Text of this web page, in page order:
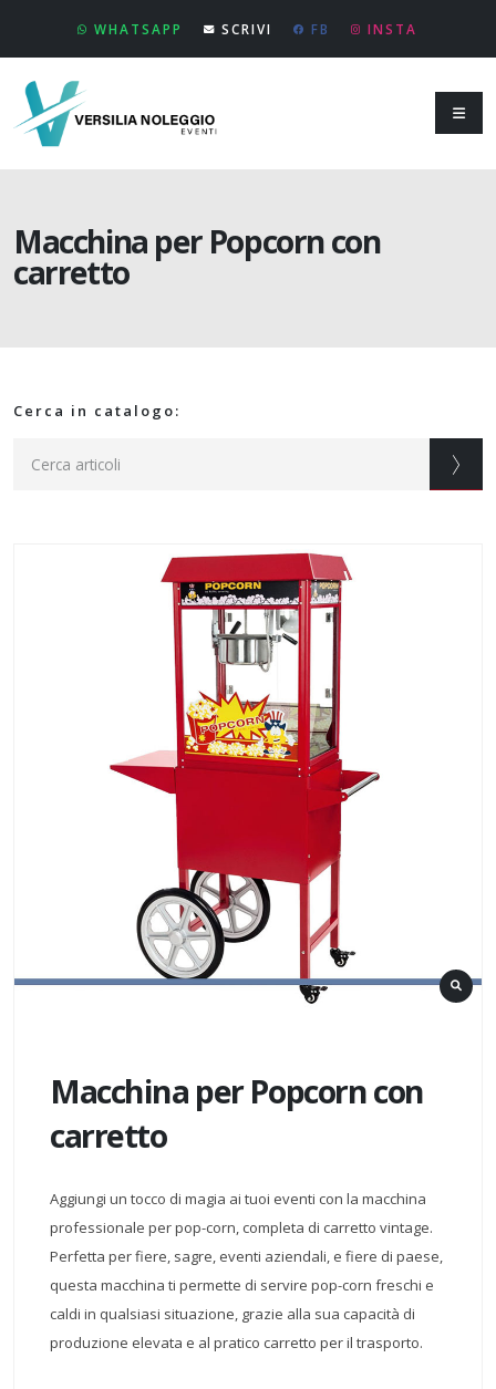
WHATSAPP SCRIVI FB INSTA
Macchina per Popcorn con
carretto
Cerca in catalogo:
Macchina per Popcorn con
carretto
Aggiungi un tocco di magia ai tuoi eventi con la macchina
professionale per pop-corn, completa di carretto vintage.
Perfetta per fiere, sagre, eventi aziendali, e fiere di paese,
questa macchina ti permette di servire pop-corn freschi e
caldi in qualsiasi situazione, grazie alla sua capacità di
produzione elevata e al pratico carretto per il trasporto.